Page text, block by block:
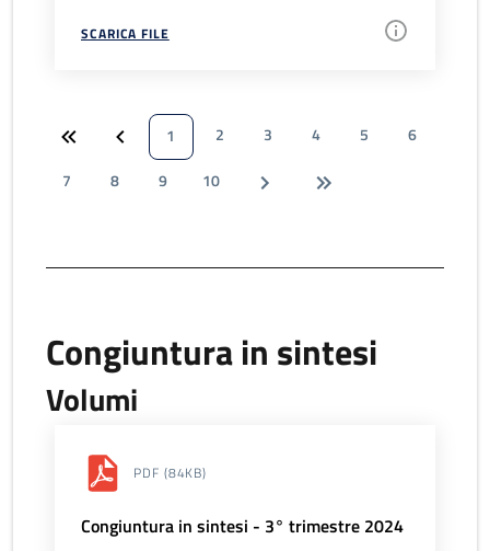
SCARICA FILE
1 2 3 4 5
6
7
8 9 10
Congiuntura in sintesi
Volumi
PDF (84KB)
Congiuntura in sintesi - 3° trimestre 2024